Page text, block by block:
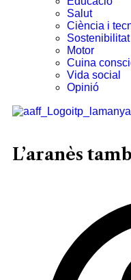
Salut
Ciència i
Sostenibilitat
Motor
Cuina
Vida social
Opinió
L’aranès